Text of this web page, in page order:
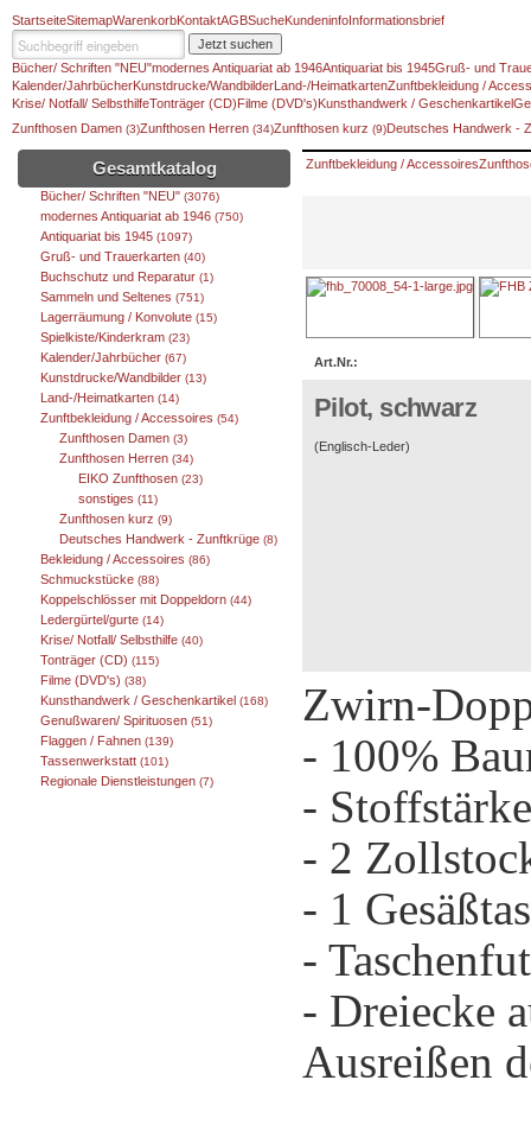
StartseiteSitemapWarenkorbKontaktAGBSucheKundeninfoInformationsbrief
Jetzt suchen
Bücher/ Schriften "NEU"modernes Antiquariat ab 1946Antiquariat bis 1945Gruß- und
Kalender/JahrbücherKunstdrucke/Wandbilder Land-/HeimatkartenZunftbekleidung /
Krise/ Notfall/ SelbsthilfeTonträger (CD) Filme (DVD's) Kunsthandwerk / Geschenkartikel
Zunfthosen Damen (3)Zunfthosen Herren (34)Zunfthosen kurz (9)Deutsches Handwerk -
Gesamtkatalog
Bücher/ Schriften "NEU" (3076)
modernes Antiquariat ab 1946 (750)
Antiquariat bis 1945 (1097)
Gruß- und Trauerkarten (40)
Buchschutz und Reparatur (1)
Sammeln und Seltenes (751)
Lagerräumung / Konvolute (15)
Spielkiste/Kinderkram (23)
Kalender/Jahrbücher (67)
Kunstdrucke/Wandbilder (13)
Land-/Heimatkarten (14)
Zunftbekleidung / Accessoires (54)
Zunfthosen Damen (3)
Zunfthosen Herren (34)
EIKO Zunfthosen (23)
sonstiges (11)
Zunfthosen kurz (9)
Deutsches Handwerk - Zunftkrüge (8)
Bekleidung / Accessoires (86)
Schmuckstücke (88)
Koppelschlösser mit Doppeldorn (44)
Ledergürtel/gurte (14)
Krise/ Notfall/ Selbsthilfe (40)
Tonträger (CD) (115)
Filme (DVD's) (38)
Kunsthandwerk / Geschenkartikel (168)
Genußwaren/ Spirituosen (51)
Flaggen / Fahnen (139)
Tassenwerkstatt (101)
Regionale Dienstleistungen (7)
Zunftbekleidung / Accessoires
Art.Nr.:
Pilot, schwarz
(Englisch-Leder)
Zwirn-
- 100%
-
- 2
- 1
-
- Dreiecke
Ausreißen